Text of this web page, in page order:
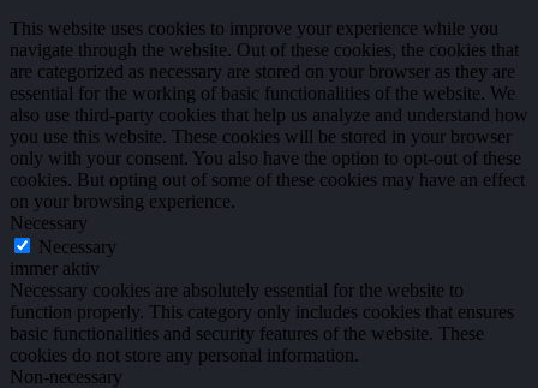
This website uses cookies to improve your experience while you
navigate through the website. Out of these cookies, the cookies that
are categorized as necessary are stored on your browser as they are
essential for the working of basic functionalities of the website. We
also use third-party cookies that help us analyze and understand how
you use this website. These cookies will be stored in your browser
only with your consent. You also have the option to opt-out of these
cookies. But opting out of some of these cookies may have an effect
on your browsing experience.
Necessary
Necessary
immer aktiv
Necessary cookies are absolutely essential for the website to
function properly. This category only includes cookies that ensures
basic functionalities and security features of the website. These
cookies do not store any personal information.
Non-necessary